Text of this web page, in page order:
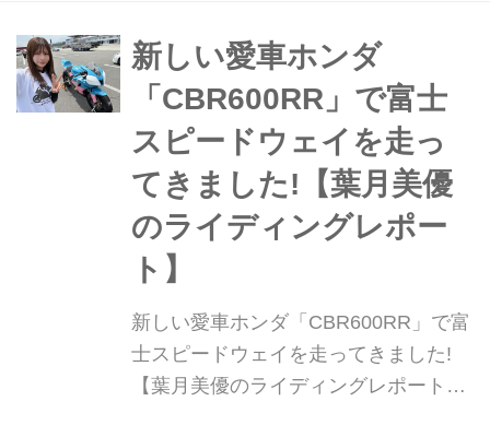
では、2本目。やっぱり、30分枠が2本
あるのは余裕があっていいです。ウォ
ーマーでタイヤも温めて準備万端で、
1...
新しい愛車ホンダ
「CBR600RR」で富士
スピードウェイを走っ
てきました!【葉月美優
のライディングレポー
ト】
新しい愛車ホンダ「CBR600RR」で富
士スピードウェイを走ってきました!
【葉月美優のライディングレポート】